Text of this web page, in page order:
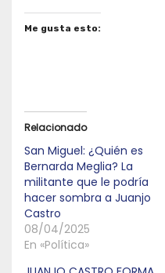
Me gusta esto:
Relacionado
San Miguel: ¿Quién es
Bernarda Meglia? La
militante que le podría
hacer sombra a Juanjo
Castro
08/04/2025
En «Política»